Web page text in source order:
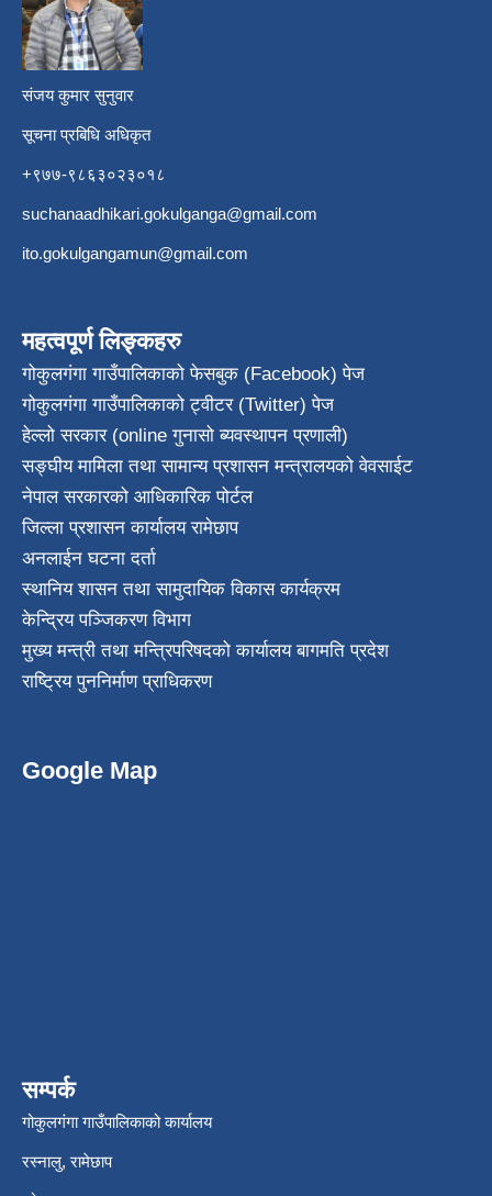
संजय कुमार सुनुवार
सूचना प्रबिधि अधिकृत
+९७७-९८६३०२३०१८
suchanaadhikari.gokulganga@gmail.com
ito.gokulgangamun@gmail.com
महत्वपूर्ण लिङ्कहरु
गोकुलगंगा गाउँपालिकाको फेसबुक (Facebook) पेज
गोकुलगंगा गाउँपालिकाको ट्वीटर (Twitter) पेज
हेल्लो सरकार (online गुनासो ब्यवस्थापन प्रणाली)
सङ्घीय मामिला तथा सामान्य प्रशासन मन्त्रालयको वेवसाईट
नेपाल सरकारको आधिकारिक पोर्टल
जिल्ला प्रशासन कार्यालय रामेछाप
अनलाईन घटना दर्ता
स्थानिय शासन तथा सामुदायिक विकास कार्यक्रम
केन्द्रिय पञ्जिकरण विभाग
मुख्य मन्त्री तथा मन्त्रिपरिषदको कार्यालय बागमति प्रदेश
राष्ट्रिय पुननिर्माण प्राधिकरण
Google Map
सम्पर्क
गोकुलगंगा गाउँपालिकाको कार्यालय
रस्नालु, रामेछाप